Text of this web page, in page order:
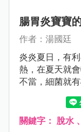
腸胃炎寶寶
作者：湯國廷
炎炎夏日，有
熱，在夏天就
不當，細菌就
胃炎的症狀不
前，如何避免
關鍵字： 脫水